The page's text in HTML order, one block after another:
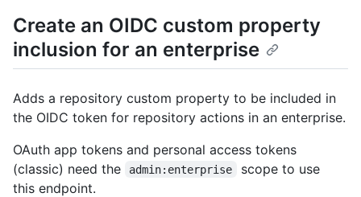
Create an OIDC custom property
inclusion for an enterprise
Adds a repository custom property to be included in
the OIDC token for repository actions in an enterprise.
OAuth app tokens and personal access tokens
(classic) need the
admin:enterprise
scope to use
this endpoint.